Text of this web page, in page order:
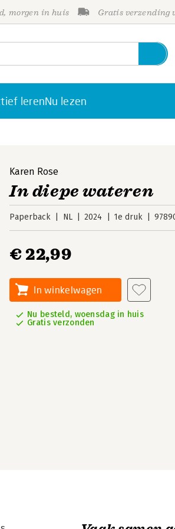
morgen in huis Gratis verzending
lerenNu lezen
Karen Rose
In diepe wateren
Paperback NL 2024 1e druk
€ 22,99
In winkelwagen
Nu besteld, woensdag in huis
Gratis verzonden